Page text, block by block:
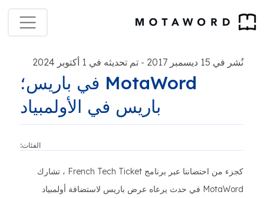
نُشر في 15 ديسمبر 2017 - تم تحديثه في 1 أكتوبر 2024
MotaWord في باريس؛
باريس في الأولمبياد
الفئات:
كجزء من احتضاننا عبر برنامج French Tech Ticket ، تشارك
MotaWord في حدث يرعاه عرض باريس لاستضافة أولمبياد